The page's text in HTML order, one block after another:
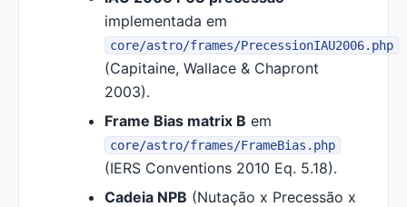
implementada em
core/astro/frames/PrecessionIAU2006.php
(Capitaine, Wallace & Chapront
2003).
Frame Bias matrix B em
core/astro/frames/FrameBias.php
(IERS Conventions 2010 Eq. 5.18).
Cadeia NPB (Nutação x Precessão x